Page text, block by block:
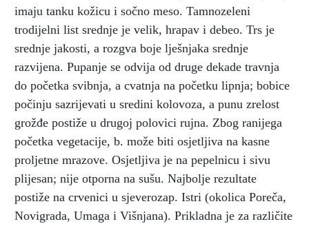
imaju tanku kožicu i sočno meso. Tamnozeleni
trodijelni list srednje je velik, hrapav i debeo. Trs je
srednje jakosti, a rozgva boje lješnjaka srednje
razvijena. Pupanje se odvija od druge dekade travnja
do početka svibnja, a cvatnja na početku lipnja; bobice
počinju sazrijevati u sredini kolovoza, a punu zrelost
grožđe postiže u drugoj polovici rujna. Zbog ranijega
početka vegetacije, b. može biti osjetljiva na kasne
proljetne mrazove. Osjetljiva je na pepelnicu i sivu
plijesan; nije otporna na sušu. Najbolje rezultate
postiže na crvenici u sjeverozap. Istri (okolica Poreča,
Novigrada, Umaga i Višnjana). Prikladna je za različite